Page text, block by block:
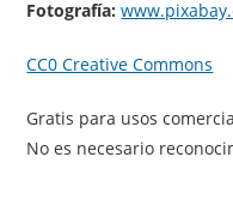
Fotografía:
CC0 Creative Commons
Gratis para usos
No es necesario